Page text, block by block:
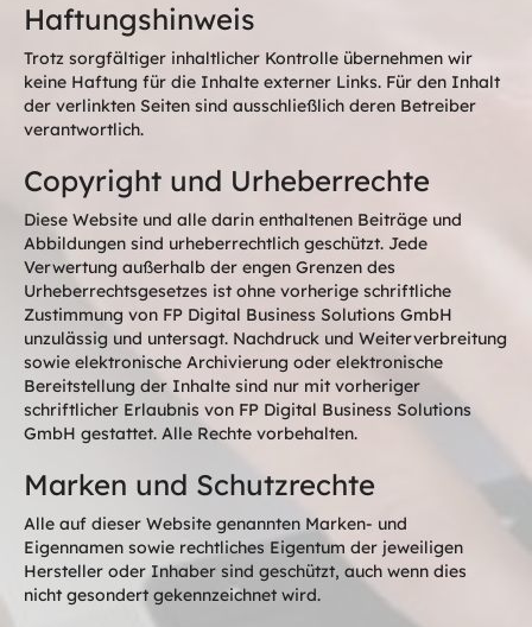
Haftungshinweis
Trotz sorgfältiger inhaltlicher Kontrolle übernehmen wir
keine Haftung für die Inhalte externer Links. Für den Inhalt
der verlinkten Seiten sind ausschließlich deren Betreiber
verantwortlich.
Copyright und Urheberrechte
Diese Website und alle darin enthaltenen Beiträge und
Abbildungen sind urheberrechtlich geschützt. Jede
Verwertung außerhalb der engen Grenzen des
Urheberrechtsgesetzes ist ohne vorherige schriftliche
Zustimmung von FP Digital Business Solutions GmbH
unzulässig und untersagt. Nachdruck und Weiterverbreitung
sowie elektronische Archivierung oder elektronische
Bereitstellung der Inhalte sind nur mit vorheriger
schriftlicher Erlaubnis von FP Digital Business Solutions
GmbH gestattet. Alle Rechte vorbehalten.
Marken und Schutzrechte
Alle auf dieser Website genannten Marken- und
Eigennamen sowie rechtliches Eigentum der jeweiligen
Hersteller oder Inhaber sind geschützt, auch wenn dies
nicht gesondert gekennzeichnet wird.